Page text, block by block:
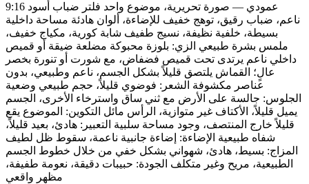
9:16 عمودي — صورة تحريرية، موضوع واحد فلتر ضباب أسود
ناعم، ضباب رقيق، توهج خفيف للإضاءة، ألوان هادئة مساحة داخلية
بسيطة، خلفية نظيفة، نسيج طفيف شابة كورية، مكياج خفيف،
ملمس بشرة طبيعي الزي: بلوزة محبوكة مضلعة ضيقة أو قميص
داخلي ناعم يرتدى تحت قميص فضفاض، مع شورت أو تنورة بخصر
عالٍ؛ القماش يلتصق قليلاً بشكل الجسم، ناعم وطبيعي، بدون
عناصر مكشوفة الشعر: فوضوي قليلاً، حجم طبيعي وضعية
الجلوس: جالسة على الأرض مع ثني ساق واسترخاء الأخرى، الجسم
يميل قليلاً، الأكتاف غير متوازية، الرأس مائل التكوين: الموضوع يقع
قليلاً خارج المنتصف، وجود مساحة سلبية التعبير: هادئ، بعيد قليلاً،
شفاه طبيعية الإضاءة: إضاءة جانبية ناعمة، سقوط ظل لطيف
المزاج: بسيط، هادئ، شهواني بشكل خفي من خلال خطوط الجسم
الطبيعية، مريح وغير متكلف الجودة: حبيبات دقيقة، نعومة طفيفة،
مظهر واقعي